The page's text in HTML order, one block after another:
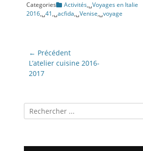
Categories Activités,␣Voyages en Italie
2016,␣41,␣acfida,␣Venise,␣voyage
Navigation
de
l’article
← Précédent
Article
précédent:
L’atelier cuisine 2016-
2017
Recherche
pour: